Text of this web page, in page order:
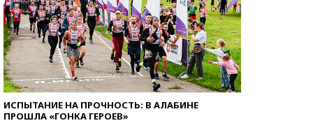
ИСПЫТАНИЕ НА ПРОЧНОСТЬ: В АЛАБИНЕ
ПРОШЛА «ГОНКА ГЕРОЕВ»